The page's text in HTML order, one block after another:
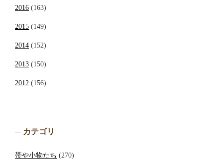
2016 (163)
2015 (149)
2014 (152)
2013 (150)
2012 (156)
カテゴリ
帯や小物たち (270)